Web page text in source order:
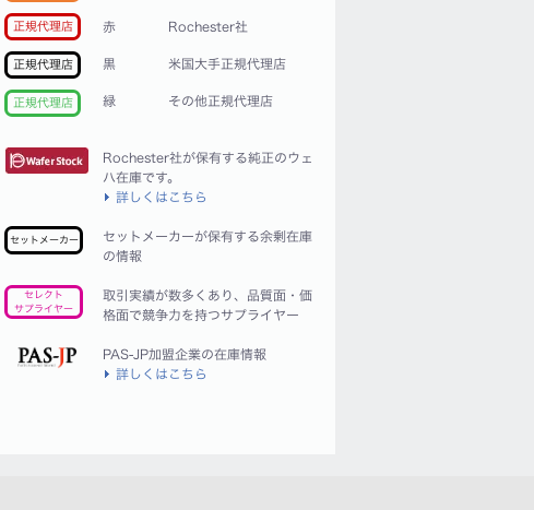
正規代理店
正規代理店
正規代理店
赤 Rochester社
黒 米国大手正規代理店
緑 その他正規代理店
Rochester社が保有する純正のウェ
ハ在庫です。
詳しくはこちら
セットメーカー
セットメーカーが保有する余剰在庫
の情報
セレクト
サプライヤー
取引実績が数多くあり、品質面・価
格面で競争力を持つサプライヤー
PAS-JP加盟企業の在庫情報
詳しくはこちら